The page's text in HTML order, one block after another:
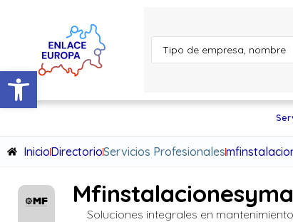
Abrir barra de herramientas
InicioDirectorioServicios Profesionales
Soluciones integrales en